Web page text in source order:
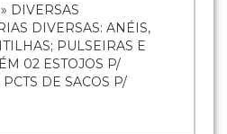
DIVERSAS
DIVERSAS: ANÉIS,
PULSEIRAS E
02 ESTOJOS P/
DE SACOS P/